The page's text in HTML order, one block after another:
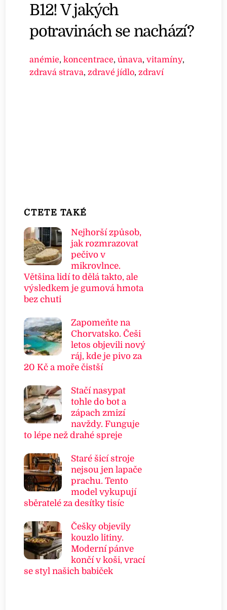
B12! V jakých
potravinách se nachází?
anémie,koncentrace,únava,vitamíny,
zdravá strava,zdravé jídlo,zdraví
ČTETE TAKÉ
Nejhorší způsob,
jak rozmrazovat
pečivo v
mikrovlnce.
Většina lidí to dělá takto, ale
výsledkem je gumová hmota
bez chuti
Zapomeňte na
Chorvatsko. Češi
letos objevili nový
ráj, kde je pivo za
20 Kč a moře čistší
Stačí nasypat
tohle do bot a
zápach zmizí
navždy. Funguje
to lépe než drahé spreje
Staré šicí stroje
nejsou jen lapače
prachu. Tento
model vykupují
sběratelé za desítky tisíc
Češky objevily
kouzlo litiny.
Moderní pánve
končí v koši, vrací
se styl našich babiček